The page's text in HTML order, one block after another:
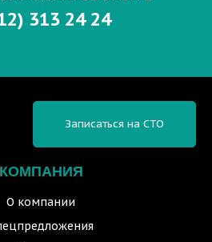
313 24 24
КОМПАНИЯ
О компании
Записаться на СТО